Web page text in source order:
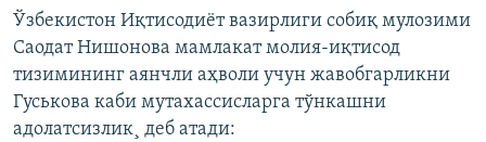
Ўзбекистон Иқтисодиëт вазирлиги собиқ мулозими
Саодат Нишонова мамлакат молия-иқтисод
тизимининг аянчли аҳволи учун жавобгарликни
Гуськова каби мутахассисларга тўнкашни
адолатсизлик¸ деб атади: